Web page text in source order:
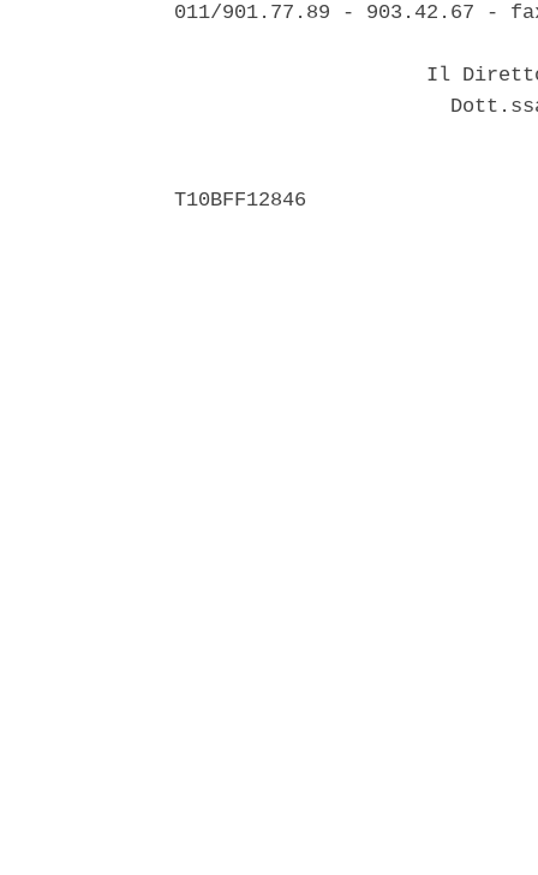
011/901.77.89 - 903.42.67 -
Il